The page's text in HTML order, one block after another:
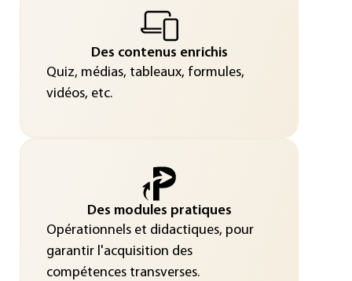
Des contenus enrichis
Quiz, médias, tableaux, formules,
vidéos, etc.
Des modules pratiques
Opérationnels et didactiques, pour
garantir l'acquisition des
compétences transverses.